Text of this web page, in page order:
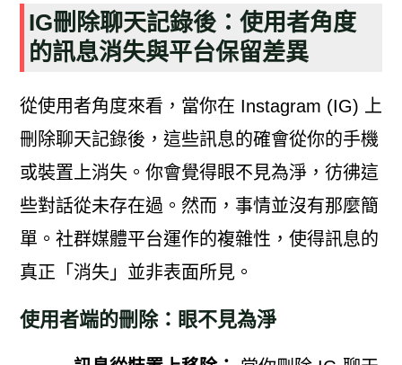
IG刪除聊天記錄後：使用者角度
的訊息消失與平台保留差異
從使用者角度來看，當你在 Instagram (IG) 上
刪除聊天記錄後，這些訊息的確會從你的手機
或裝置上消失。你會覺得眼不見為淨，彷彿這
些對話從未存在過。然而，事情並沒有那麼簡
單。社群媒體平台運作的複雜性，使得訊息的
真正「消失」並非表面所見。
使用者端的刪除：眼不見為淨